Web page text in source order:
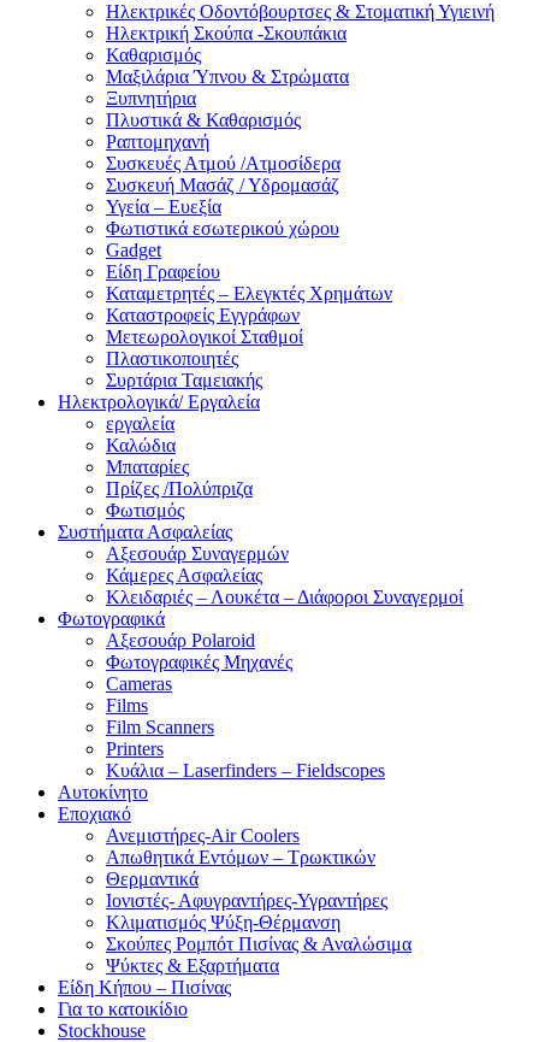
Ηλεκτρικές Οδοντόβουρτσες & Στοματική Υγιεινή
Ηλεκτρική Σκούπα -Σκουπάκια
Καθαρισμός
Μαξιλάρια Ύπνου & Στρώματα
Ξυπνητήρια
Πλυστικά & Καθαρισμός
Ραπτομηχανή
Συσκευές Ατμού /Ατμοσίδερα
Συσκευή Μασάζ / Υδρομασάζ
Υγεία – Ευεξία
Φωτιστικά εσωτερικού χώρου
Gadget
Είδη Γραφείου
Καταμετρητές – Ελεγκτές Χρημάτων
Καταστροφείς Εγγράφων
Μετεωρολογικοί Σταθμοί
Πλαστικοποιητές
Συρτάρια Ταμειακής
Ηλεκτρολογικά/ Εργαλεία
εργαλεία
Καλώδια
Μπαταρίες
Πρίζες /Πολύπριζα
Φωτισμός
Συστήματα Ασφαλείας
Αξεσουάρ Συναγερμών
Κάμερες Ασφαλείας
Κλειδαριές – Λουκέτα – Διάφοροι Συναγερμοί
Φωτογραφικά
Αξεσουάρ Polaroid
Φωτογραφικές Μηχανές
Cameras
Films
Film Scanners
Printers
Κυάλια – Laserfinders – Fieldscopes
Αυτοκίνητο
Εποχιακό
Ανεμιστήρες-Air Coolers
Απωθητικά Εντόμων – Τρωκτικών
Θερμαντικά
Ιονιστές- Αφυγραντήρες-Υγραντήρες
Κλιματισμός Ψύξη-Θέρμανση
Σκούπες Ρομπότ Πισίνας & Αναλώσιμα
Ψύκτες & Εξαρτήματα
Είδη Κήπου – Πισίνας
Για το κατοικίδιο
Stockhouse